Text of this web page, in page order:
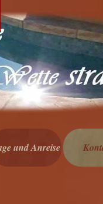
und Anreise